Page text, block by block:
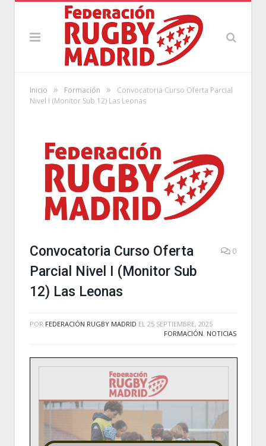
Inicio » Formación »
Convocatoria Curso Oferta Parcial
Nivel I (Monitor Sub 12) Las Leonas
Convocatoria Curso Oferta
Parcial Nivel I (Monitor Sub
12) Las Leonas
0
POR FEDERACIÓN RUGBY MADRID EL 25 SEPTIEMBRE, 2025
FORMACIÓN, NOTICIAS